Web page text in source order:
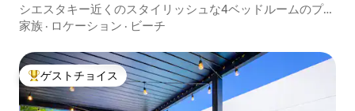
シエスタキー近くのスタイリッシュな4ベッドルームのプー
ル付き宿泊施設「Palm Noir」
家族 · ロケーション · ビーチ
大好評のゲストチョイスです。
ゲストチョイス